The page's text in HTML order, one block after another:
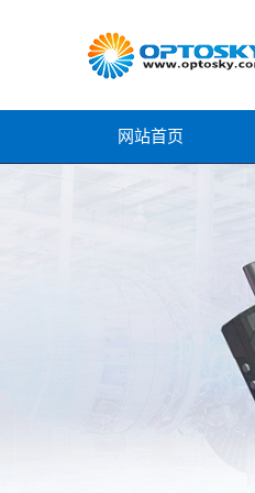
网站首页